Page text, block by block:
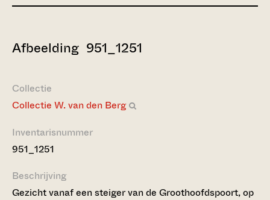
Afbeelding 951_1251
Collectie
Collectie W. van den Berg
Inventarisnummer
951_1251
Beschrijving
Gezicht vanaf een steiger van de Groothoofdspoort, op